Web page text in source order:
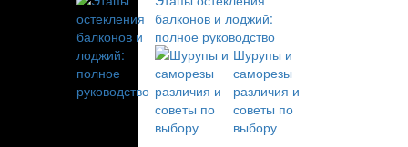
балконов и лоджий:
полное руководство
Шурупы и
саморезы
различия и
советы по
выбору